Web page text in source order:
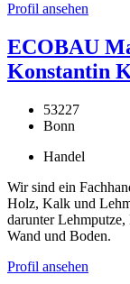
Profil ansehen
ECOBAU
Konstantin
53227
Bonn
Handel
Wir sind ein
Holz, Kalk und
darunter
Wand und Boden.
Profil ansehen